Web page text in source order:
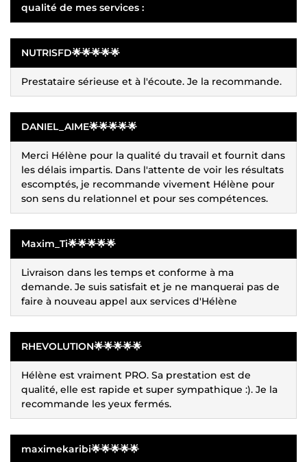
qualité de mes services :
NUTRISFD🌟🌟🌟🌟🌟
Prestataire sérieuse et à l'écoute. Je la recommande.
DANIEL_AIME🌟🌟🌟🌟🌟
Merci Hélène pour la qualité du travail et fournit dans
les délais impartis. Dans l'attente de voir les résultats
escomptés, je recommande vivement Hélène pour
son sens du relationnel et pour ses compétences.
Maxim_Ti🌟🌟🌟🌟🌟
Livraison dans les temps et conforme à ma
demande. Je suis satisfait et je ne manquerai pas de
faire à nouveau appel aux services d'Hélène
RHEVOLUTION🌟🌟🌟🌟🌟
Hélène est vraiment PRO. Sa prestation est de
qualité, elle est rapide et super sympathique :). Je la
recommande les yeux fermés.
maximekaribi🌟🌟🌟🌟🌟